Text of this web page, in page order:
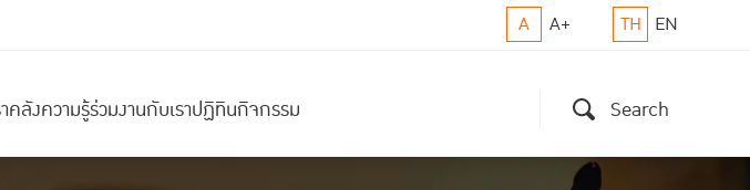
A A+ TH EN
คลังความรู้ร่วมงานกับเราปฏิทินกิจกรรม Search